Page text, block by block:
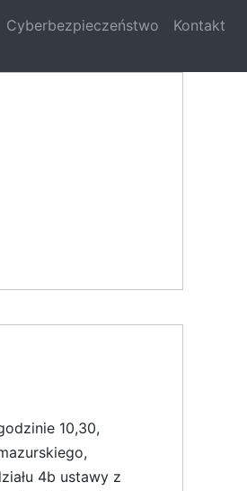
Cyberbezpieczeństwo Kontakt
10,30,
4b ustawy z